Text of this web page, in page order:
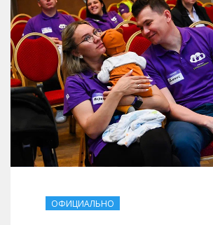
ОФИЦИАЛЬНО